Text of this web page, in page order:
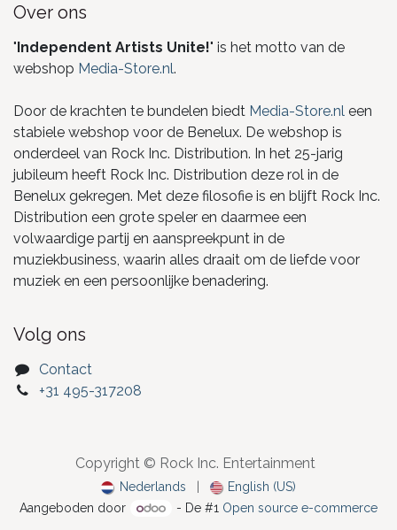
Over ons
"Independent Artists Unite!" is het motto van de
webshop Media-Store.nl.
Door de krachten te bundelen biedt Media-Store.nl een
stabiele webshop voor de Benelux. De webshop is
onderdeel van Rock Inc. Distribution. In het 25-jarig
jubileum heeft Rock Inc. Distribution deze rol in de
Benelux gekregen. Met deze filosofie is en blijft Rock Inc.
Distribution een grote speler en daarmee een
volwaardige partij en aanspreekpunt in de
muziekbusiness, waarin alles draait om de liefde voor
muziek en een persoonlijke benadering.
Volg ons
Contact
+31 495-317208
Copyright © Rock Inc. Entertainment
Nederlands
English (US)
Aangeboden door
- De #1 Open source e-commerce